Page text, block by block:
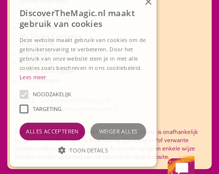
Lightning Lane
Memory Maker
Shopping Service
Kluisje huren
Animal Care Center
Rondleidingen
Ontwerp en realisatie: www.advacom.nl
Sommige onderdelen copyright Disney. Deze website is onafhankelijk
en geen onderdeel van The Walt Disney Company en/of verwante
dochterondernemingen of partners. Er kunnen op geen enkele wijze
rechten worden ontleend aan de inhoud van deze website.
DiscoverTheMagic.nl maakt
gebruik van cookies
Deze website maakt gebruik van cookies om de
gebruikerservaring te verbeteren. Door het
gebruik van onze website stem je in met alle
cookies zoals beschreven in ons cookiebeleid.
Lees meer
NOODZAKELIJK
TARGETING
ALLES ACCEPTEREN WEIGER ALLES
TOON DETAILS
Noodzakelijk Targeting